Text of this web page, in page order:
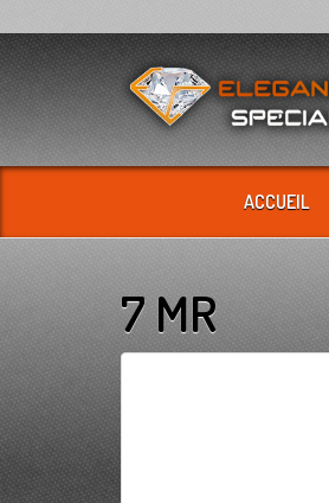
ACCUEIL
7 MR